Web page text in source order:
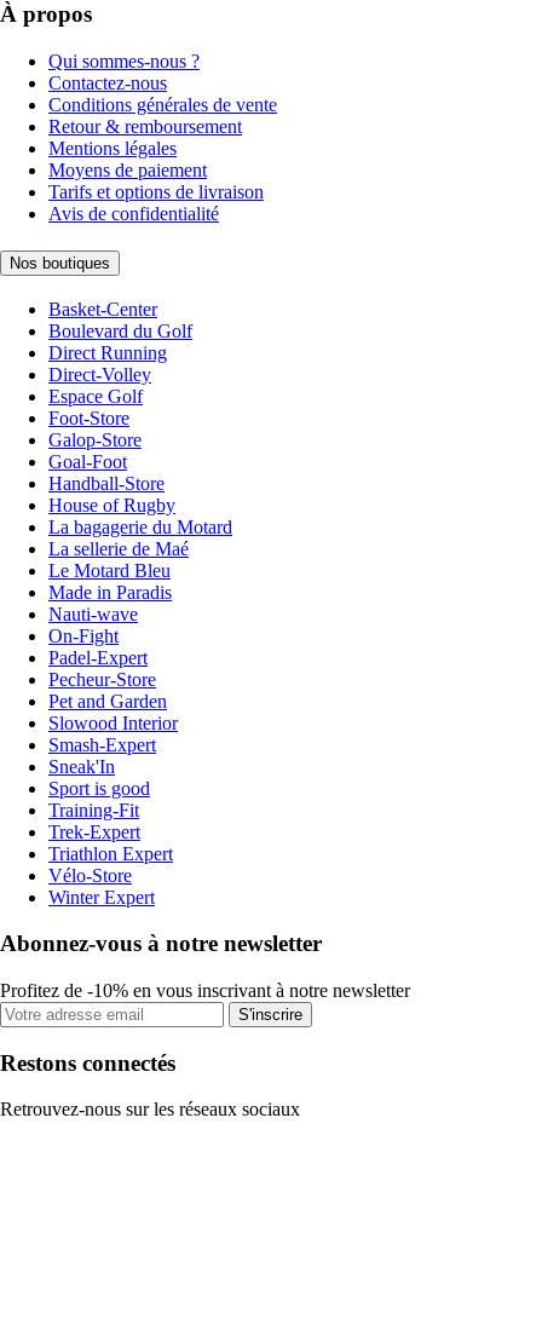
À propos
Qui sommes-nous ?
Contactez-nous
Conditions générales de vente
Retour & remboursement
Mentions légales
Moyens de paiement
Tarifs et options de livraison
Avis de confidentialité
Nos boutiques
Basket-Center
Boulevard du Golf
Direct Running
Direct-Volley
Espace Golf
Foot-Store
Galop-Store
Goal-Foot
Handball-Store
House of Rugby
La bagagerie du Motard
La sellerie de Maé
Le Motard Bleu
Made in Paradis
Nauti-wave
On-Fight
Padel-Expert
Pecheur-Store
Pet and Garden
Slowood Interior
Smash-Expert
Sneak'In
Sport is good
Training-Fit
Trek-Expert
Triathlon Expert
Vélo-Store
Winter Expert
Abonnez-vous à notre newsletter
Profitez de -10% en vous inscrivant à notre newsletter
S'inscrire
Restons connectés
Retrouvez-nous sur les réseaux sociaux